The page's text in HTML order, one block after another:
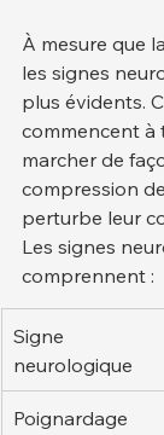
À mesure que
les signes
plus évidents.
commencent à
marcher de
compression
perturbe leur
Les signes
comprennent :
Signe
neurologique
Poignardage